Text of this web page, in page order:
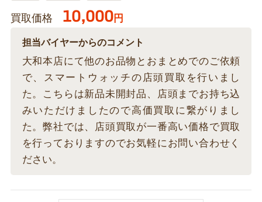
買取価格 10,000円
担当バイヤーからのコメント
大和本店にて他のお品物とおまとめでのご依頼
で、スマートウォッチの店頭買取を行いまし
た。こちらは新品未開封品、店頭までお持ち込
みいただけましたので高価買取に繋がりまし
た。弊社では、店頭買取が一番高い価格で買取
を行っておりますのでお気軽にお問い合わせく
ださい。